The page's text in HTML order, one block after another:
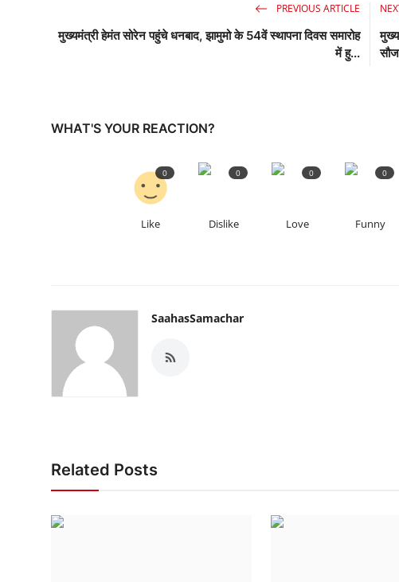
PREVIOUS ARTICLE
मुख्यमंत्री हेमंत सोरेन पहुंचे धनबाद, झामुमो के 54वें स्थापना दिवस समारोह
में हु...
WHAT'S YOUR REACTION?
Like
0
Dislike
0
Love
0
Funny
0
SaahasSamachar
Related Posts